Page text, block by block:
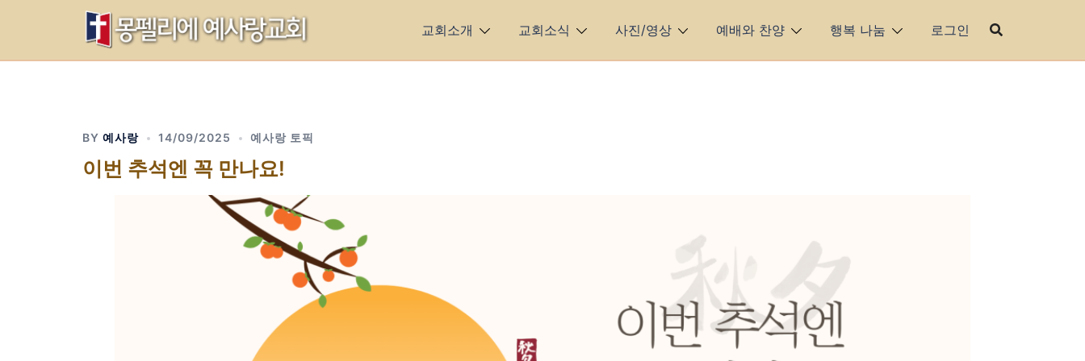
교회소개 교회소식 사진/영상 예배와 찬양 행복 나눔 로그인
BY 예사랑 14/09/2025 예사랑 토픽
이번 추석엔 꼭 만나요!